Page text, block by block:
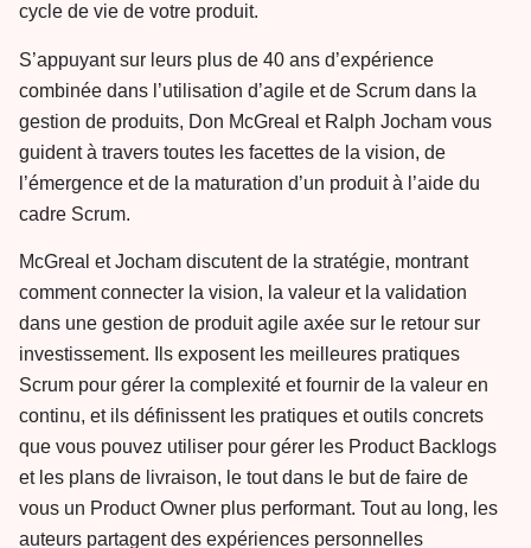
cycle de vie de votre produit.
S’appuyant sur leurs plus de 40 ans d’expérience
combinée dans l’utilisation d’agile et de Scrum dans la
gestion de produits, Don McGreal et Ralph Jocham vous
guident à travers toutes les facettes de la vision, de
l’émergence et de la maturation d’un produit à l’aide du
cadre Scrum.
McGreal et Jocham discutent de la stratégie, montrant
comment connecter la vision, la valeur et la validation
dans une gestion de produit agile axée sur le retour sur
investissement. Ils exposent les meilleures pratiques
Scrum pour gérer la complexité et fournir de la valeur en
continu, et ils définissent les pratiques et outils concrets
que vous pouvez utiliser pour gérer les Product Backlogs
et les plans de livraison, le tout dans le but de faire de
vous un Product Owner plus performant. Tout au long, les
auteurs partagent des expériences personnelles